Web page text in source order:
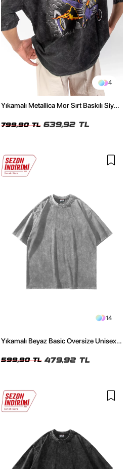
4
Yıkamalı Metallica Mor Sırt Baskılı Siyah
799,90 TL 639,92 TL
14
Yıkamalı Beyaz Basic Oversize Unisex
599,90 TL 479,92 TL